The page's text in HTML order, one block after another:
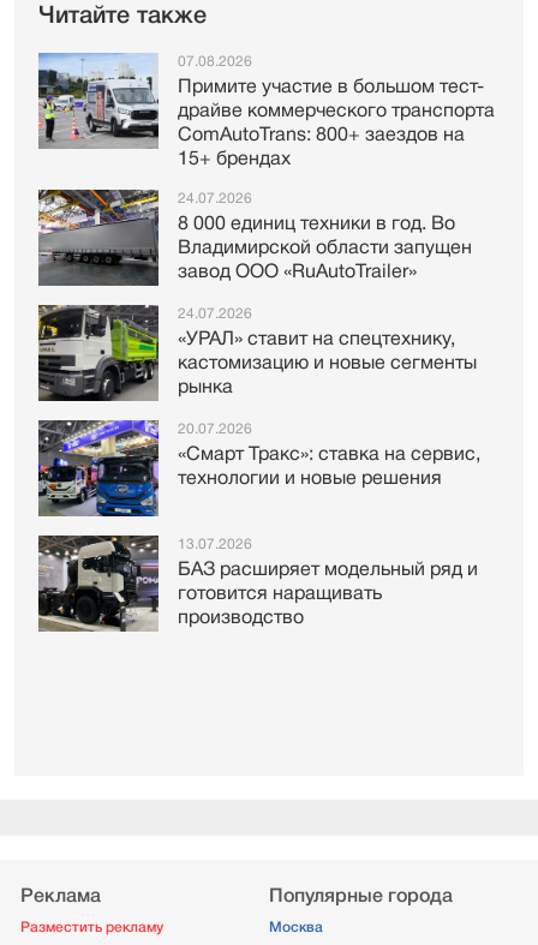
Читайте также
07.08.2026
Примите участие в большом тест-
драйве коммерческого транспорта
ComAutoTrans: 800+ заездов на
15+ брендах
24.07.2026
8 000 единиц техники в год. Во
Владимирской области запущен
завод ООО «RuAutoTrailer»
24.07.2026
«УРАЛ» ставит на спецтехнику,
кастомизацию и новые сегменты
рынка
20.07.2026
«Смарт Тракс»: ставка на сервис,
технологии и новые решения
13.07.2026
БАЗ расширяет модельный ряд и
готовится наращивать
производство
Реклама
Разместить рекламу
Популярные города
Москва